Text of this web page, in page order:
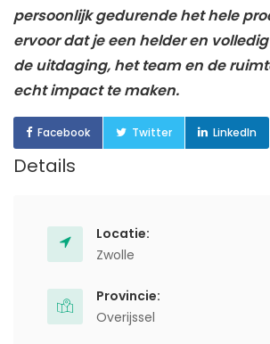
persoonlijk gedurende het hele
ervoor dat je een helder en
de uitdaging, het team en de
echt impact te maken.
Facebook Twitter LinkedIn
Details
Locatie:
Zwolle
Provincie:
Overijssel